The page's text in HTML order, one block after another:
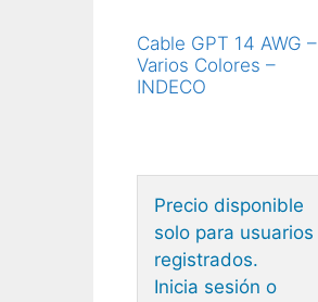
Cable GPT 14 AWG –
Varios Colores –
INDECO
Precio disponible
solo para usuarios
registrados.
Inicia sesión o